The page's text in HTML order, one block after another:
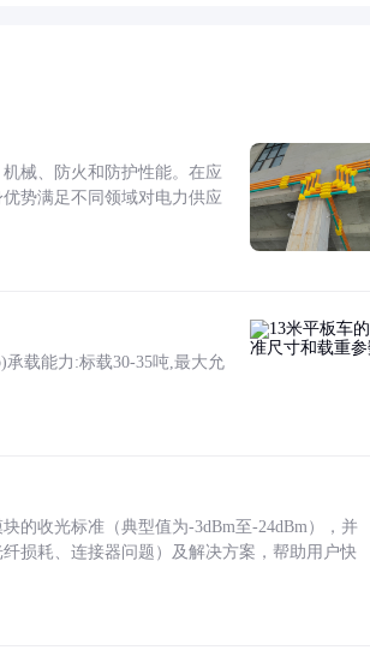
械、防火和防护性能。在应
势满足不同领域对电力供应
承载能力:标载30-35吨,最大允
的收光标准（典型值为-3dBm至-24dBm），并
损耗、连接器问题）及解决方案，帮助用户快